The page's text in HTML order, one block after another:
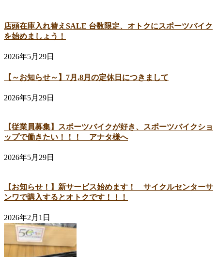
店頭在庫入れ替えSALE 台数限定、オトクにスポーツバイク
を始めましょう！
2026年5月29日
【～お知らせ～】7月,8月の定休日につきまして
2026年5月29日
【従業員募集】スポーツバイクが好き、スポーツバイクショ
ップで働きたい！！！ アナタ様へ
2026年5月29日
【お知らせ！】新サービス始めます！ サイクルセンターサ
ンワで購入するとオトクです！！！
2026年2月1日